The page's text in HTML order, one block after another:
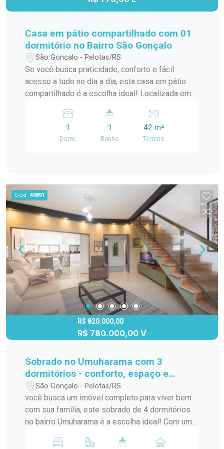
e elegância, em um dos bairros mais valorizados
Casa em pátio compartilhado com 01
dormitório no Bairro São Gonçalo
São Gonçalo - Pelotas/RS
Se você busca praticidade, conforto e fácil
acesso a tudo no dia a dia, esta casa em pátio
compartilhado é a escolha ideal! Localizada em
Oliveira, parada de ônibus e comércios, oferece
comodidade e mobilidade para sua rotina.
Características do imóvel: 1 dormitório
em vidro. Localização privilegiada: Situada na
João da Silva Silveira, com fácil acesso à
Avenida JK de Oliveira, próximo as paradas de
ônibus, garantindo praticidade no seu dia a dia.
Entre em contato agora mesmo e agende uma
visita para conhecer este imóvel!
1
Dorm.
1
Banho
42 m²
Terreno
Cód. 49891
R$ 820.000,00
R$ 780.000,00 V
Sobrado no Umuharama com 3
dormitórios - conforto, espaço e
excelente oportunidade!
São Gonçalo - Pelotas/RS
você busca um imóvel completo para viver bem
com sua família, este sobrado de 4 dormitórios
no bairro Umuharama é a escolha ideal! Com uma
de estar aconchegante, integrada à sala de jantar,